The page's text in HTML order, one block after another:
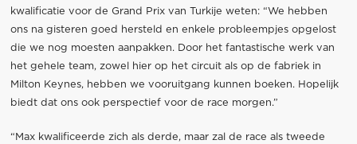
kwalificatie voor de Grand Prix van Turkije weten: “We hebben
ons na gisteren goed hersteld en enkele probleempjes opgelost
die we nog moesten aanpakken. Door het fantastische werk van
het gehele team, zowel hier op het circuit als op de fabriek in
Milton Keynes, hebben we vooruitgang kunnen boeken. Hopelijk
biedt dat ons ook perspectief voor de race morgen.”
“Max kwalificeerde zich als derde, maar zal de race als tweede